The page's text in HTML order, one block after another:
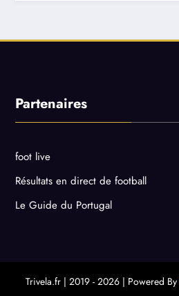
Partenaires
foot live
Résultats en direct de football
Le Guide du Portugal
Trivela.fr | 2019 - 2026 | Powered By